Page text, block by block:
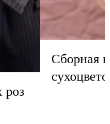
роз
Сборная